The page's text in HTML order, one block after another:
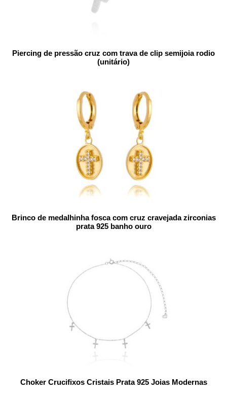
Piercing de pressão cruz com trava de clip semijoia rodio
(unitário)
Brinco de medalhinha fosca com cruz cravejada zirconias
prata 925 banho ouro
Choker Crucifixos Cristais Prata 925 Joias Modernas